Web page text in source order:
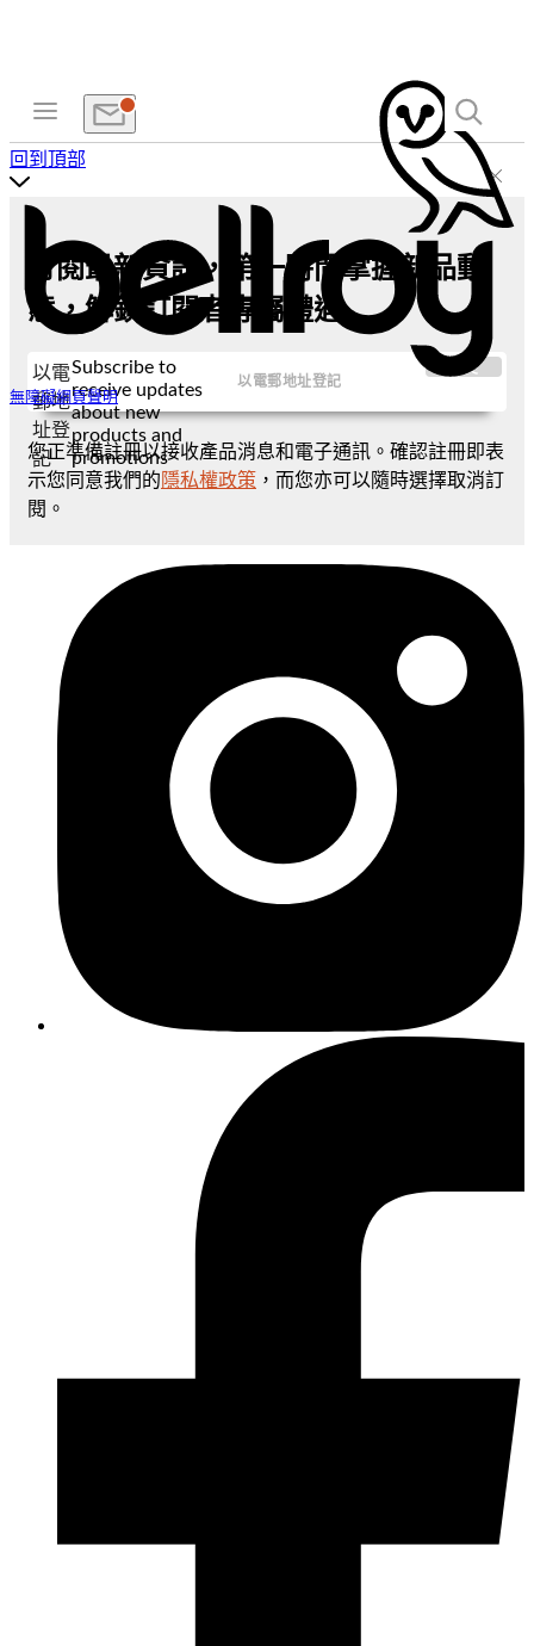
無障礙網頁聲明
回到頂部
訂閱最新資訊，第一時間掌握新品動
態，解鎖訂閱者專屬禮遇
以電
郵地
址登
記
Subscribe to
receive updates
about new
products and
promotions
提交
您正準備註冊以接收產品消息和電子通訊。確認註冊即表
示您同意我們的 隱私權政策 ，而您亦可以隨時選擇取消訂
閱。